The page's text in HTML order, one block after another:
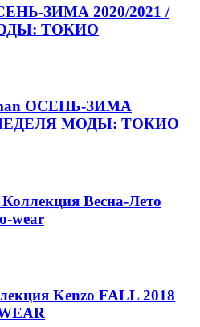
ЗИМА 2020/2021 /
ТОКИО
ОСЕНЬ-ЗИМА
НЕДЕЛЯ МОДЫ: ТОКИО
Весна-Лето
wear
Kenzo FALL 2018